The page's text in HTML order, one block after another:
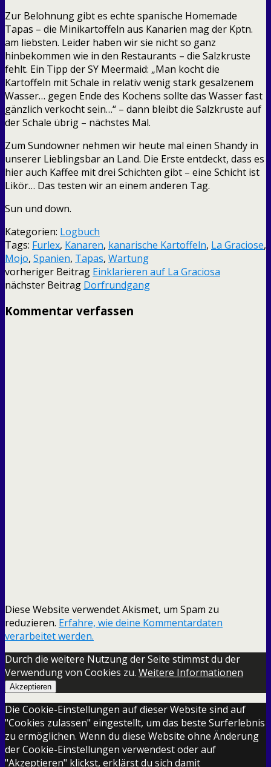
Zur Belohnung gibt es echte spanische Homemade
Tapas – die Minikartoffeln aus Kanarien mag der Kptn.
am liebsten. Leider haben wir sie nicht so ganz
hinbekommen wie in den Restaurants – die Salzkruste
fehlt. Ein Tipp der SY Meermaid: „Man kocht die
Kartoffeln mit Schale in relativ wenig stark gesalzenem
Wasser… gegen Ende des Kochens sollte das Wasser fast
gänzlich verkocht sein…“ – dann bleibt die Salzkruste auf
der Schale übrig – nächstes Mal.
Zum Sundowner nehmen wir heute mal einen Shandy in
unserer Lieblingsbar an Land. Die Erste entdeckt, dass es
hier auch Kaffee mit drei Schichten gibt – eine Schicht ist
Likör… Das testen wir an einem anderen Tag.
Sun und down.
Kategorien: Logbuch
Tags: Furlex, Kanaren, kanarische Kartoffeln, La Graciose,
Mojo, Spanien, Tapas, Wartung
vorheriger Beitrag Einklarieren auf La Graciosa
nächster Beitrag Dorfrundgang
Kommentar verfassen
Diese Website verwendet Akismet, um Spam zu
reduzieren. Erfahre, wie deine Kommentardaten
verarbeitet werden.
Durch die weitere Nutzung der Seite stimmst du der
Verwendung von Cookies zu. Weitere Informationen
Akzeptieren
Die Cookie-Einstellungen auf dieser Website sind auf
"Cookies zulassen" eingestellt, um das beste Surferlebnis
zu ermöglichen. Wenn du diese Website ohne Änderung
der Cookie-Einstellungen verwendest oder auf
"Akzeptieren" klickst, erklärst du sich damit